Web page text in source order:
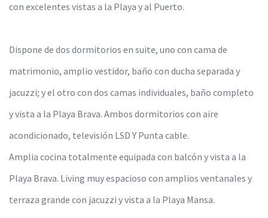
con excelentes vistas a la Playa y al Puerto.
Dispone de dos dormitorios en suite, uno con cama de
matrimonio, amplio vestidor, baño con ducha separada y
jacuzzi; y el otro con dos camas individuales, baño completo
y vista a la Playa Brava. Ambos dormitorios con aire
acondicionado, televisión LSD Y Punta cable.
Amplia cocina totalmente equipada con balcón y vista a la
Playa Brava. Living muy espacioso con amplios ventanales y
terraza grande con jacuzzi y vista a la Playa Mansa.